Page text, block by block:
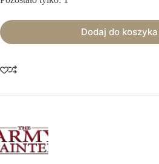
Dodaj do koszyka